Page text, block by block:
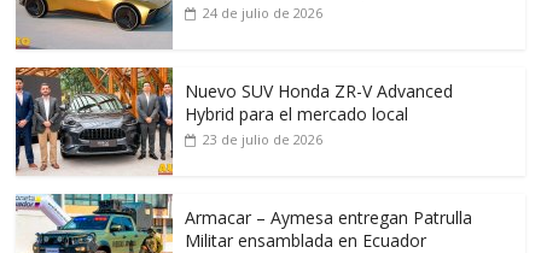
24 de julio de 2026
Nuevo SUV Honda ZR-V Advanced
Hybrid para el mercado local
23 de julio de 2026
Armacar – Aymesa entregan Patrulla
Militar ensamblada en Ecuador